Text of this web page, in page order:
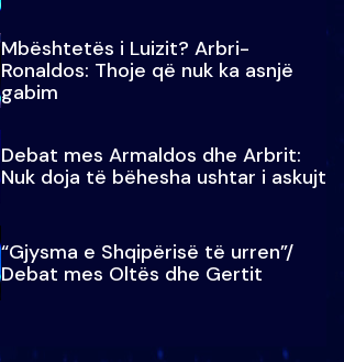
Mbështetës i Luizit? Arbri-
Ronaldos: Thoje që nuk ka asnjë
gabim
Debat mes Armaldos dhe Arbrit:
Nuk doja të bëhesha ushtar i askujt
“Gjysma e Shqipërisë të urren”/
Debat mes Oltës dhe Gertit